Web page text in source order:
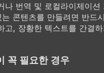
나 번역 및 로컬라이제이
콘텐츠를 만들려면 반드
고, 장황한 텍스트를 간결
꼭 필요한 경우